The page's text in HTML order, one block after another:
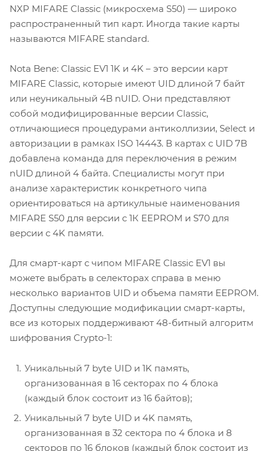
NXP MIFARE Classic (микросхема S50) — широко
распространенный тип карт. Иногда такие карты
называются MIFARE standard.
Nota Bene: Classic EV1 1K и 4K – это версии карт
MIFARE Classic, которые имеют UID длиной 7 байт
или неуникальный 4B nUID. Они представляют
собой модифицированные версии Classic,
отличающиеся процедурами антиколлизии, Select и
авторизации в рамках ISO 14443. В картах с UID 7B
добавлена команда для переключения в режим
nUID длиной 4 байта. Специалисты могут при
анализе характеристик конкретного чипа
ориентироваться на артикульные наименования
MIFARE S50 для версии с 1К EEPROM и S70 для
версии с 4K памяти.
Для смарт-карт с чипом MIFARE Classic EV1 вы
можете выбрать в селекторах справа в меню
несколько вариантов UID и объема памяти EEPROM.
Доступны следующие модификации смарт-карты,
все из которых поддерживают 48-битный алгоритм
шифрования Crypto-1:
Уникальный 7 byte UID и 1K память,
организованная в 16 секторах по 4 блока
(каждый блок состоит из 16 байтов);
Уникальный 7 byte UID и 4K память,
организованная в 32 сектора по 4 блока и 8
секторов по 16 блоков (каждый блок состоит из